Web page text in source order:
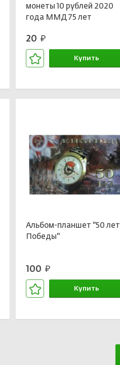
монеты 10 рублей 2020
года ММД 75 лет
20 руб.
Купить
Альбом-планшет ''50 лет
Победы''
100 руб.
Купить